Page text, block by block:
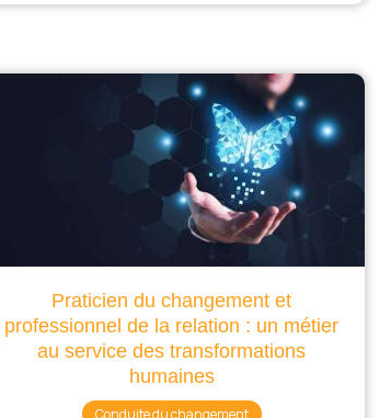
Praticien du changement et
professionnel de la relation : un métier
au service des transformations
humaines
Conduite du changement